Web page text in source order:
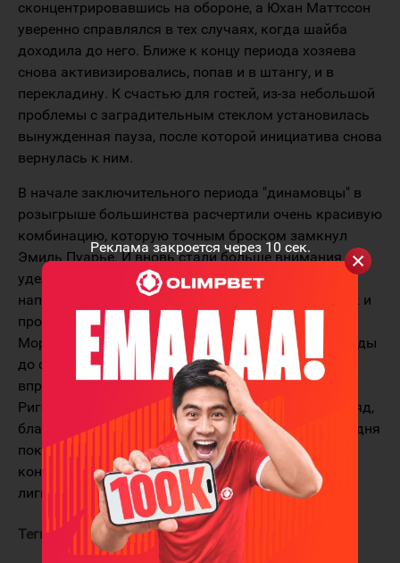
Реклама закроется через 10 сек.
сконцентрировавшись на обороне, а Юхан Маттссон
уверенно справлялся в тех случаях, когда шайба
доходила до него. Ближе к концу периода хозяева
снова активизировались, попав и в штангу, и в
перекладину. К счастью для гостей, из-за небольшой
проблемы с заградительным стеклом установилась
вынужденная пауза, после которой инициатива снова
вернулась к ним.
В начале заключительного периода "динамовцы" в
розыгрыше большинства расчертили очень красивую
комбинацию, которую точным броском замкнул
Эмиль Пуарье. И вновь стали больше внимания
уделять обороне. Маттссон уверенно двигался в
направлении первого "сухого" матча в КХЛ, но, как и
против "Торпедо", его планы были нарушены. Джо
Морроу сократил счёт, а за две с половиной секунды
до сирены отличился Никита Михайлис. Что,
впрочем, так и не помогло "Барысу" взять очки в
Риге. "Динамовцы" одержали вторую победу подряд,
благодаря чему по крайней мере до завтрашнего дня
покинули последнюю строчку Западной
конференции", - говорится на официальном сайте
лиги.
Теги: Динамо Рига Барыс